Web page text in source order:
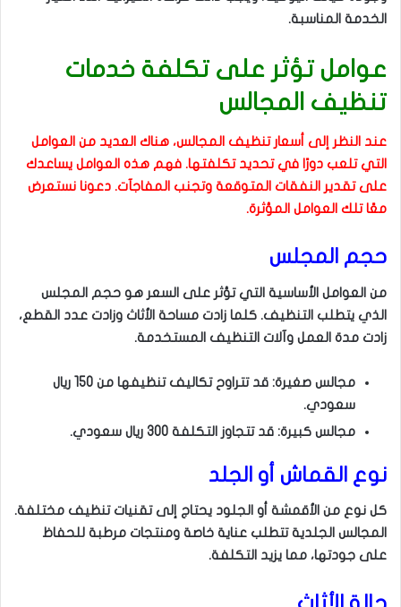
الخدمة المناسبة.
عوامل تؤثر على تكلفة خدمات
تنظيف المجالس
عند النظر إلى أسعار تنظيف المجالس، هناك العديد من العوامل
التي تلعب دورًا في تحديد تكلفتها. فهم هذه العوامل يساعدك
على تقدير النفقات المتوقعة وتجنب المفاجآت. دعونا نستعرض
معًا تلك العوامل المؤثرة.
حجم المجلس
من العوامل الأساسية التي تؤثر على السعر هو حجم المجلس
الذي يتطلب التنظيف. كلما زادت مساحة الأثاث وزادت عدد القطع،
زادت مدة العمل وآلات التنظيف المستخدمة.
مجالس صغيرة: قد تتراوح تكاليف تنظيفها من 150 ريال
سعودي.
مجالس كبيرة: قد تتجاوز التكلفة 300 ريال سعودي.
نوع القماش أو الجلد
كل نوع من الأقمشة أو الجلود يحتاج إلى تقنيات تنظيف مختلفة.
المجالس الجلدية تتطلب عناية خاصة ومنتجات مرطبة للحفاظ
على جودتها، مما يزيد التكلفة.